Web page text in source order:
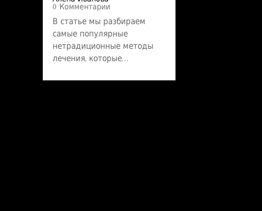
0 Комментарии
В статье мы разбираем
самые популярные
нетрадиционные методы
лечения, которые
вместе с лекарствами.